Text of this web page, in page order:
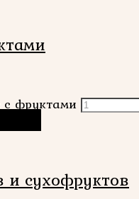
с фруктами
и сухофруктов